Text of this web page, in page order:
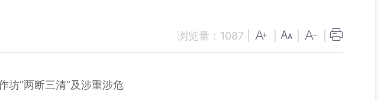
浏览量： 1087
坊“两断三清”及涉重涉危